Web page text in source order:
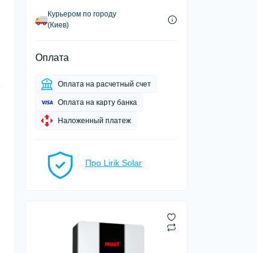
Курьером по городу
(Киев)
Оплата
Оплата на расчетный счет
Оплата на карту банка
Наложенный платеж
Про Lirik Solar